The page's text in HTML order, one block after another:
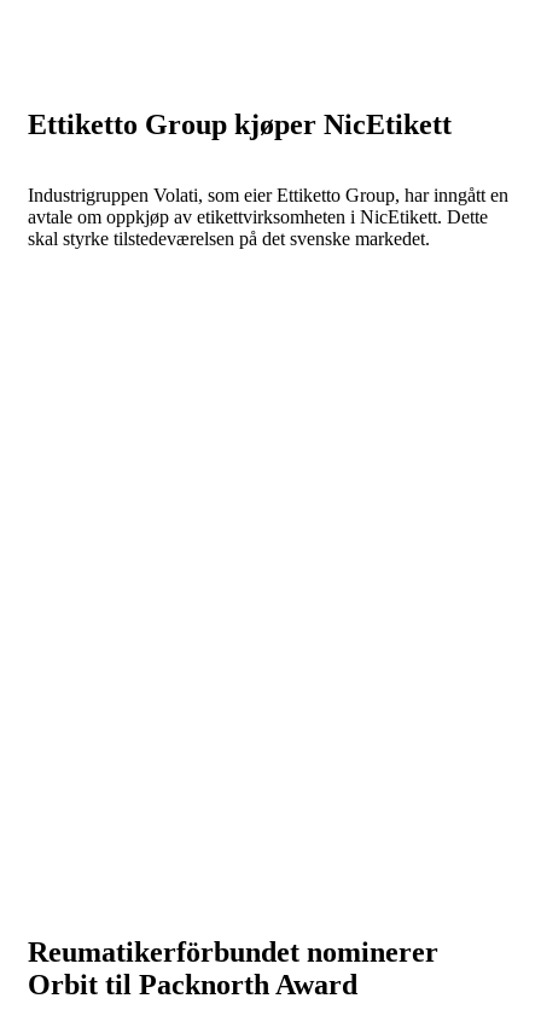
Ettiketto Group kjøper NicEtikett
Industrigruppen Volati, som eier Ettiketto Group, har inngått en
avtale om oppkjøp av etikettvirksomheten i NicEtikett. Dette
skal styrke tilstedeværelsen på det svenske markedet.
Reumatikerförbundet nominerer
Orbit til Packnorth Award